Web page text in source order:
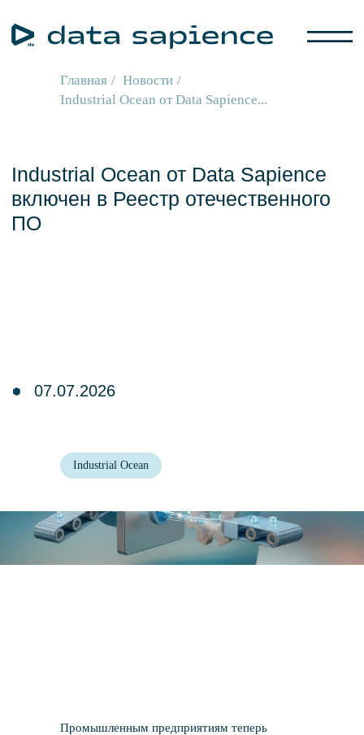
Главная / Новости /
Industrial Ocean от Data Sapience...
Industrial Ocean
Промышленным предприятиям теперь